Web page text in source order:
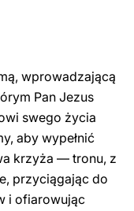
wprowadzającą
Pan Jezus
swego życia
aby wypełnić
krzyża — tronu, z
przyciągając do
i ofiarowując